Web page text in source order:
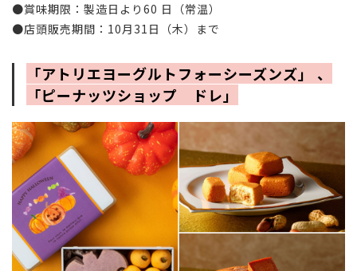
●賞味期限： 製造日より60 日
（常温）
●店頭販売期間：10月31日（木）まで
「アトリエヨーグルトフォーシーズンズ」 、
「ピーナッツショップ ドレ」